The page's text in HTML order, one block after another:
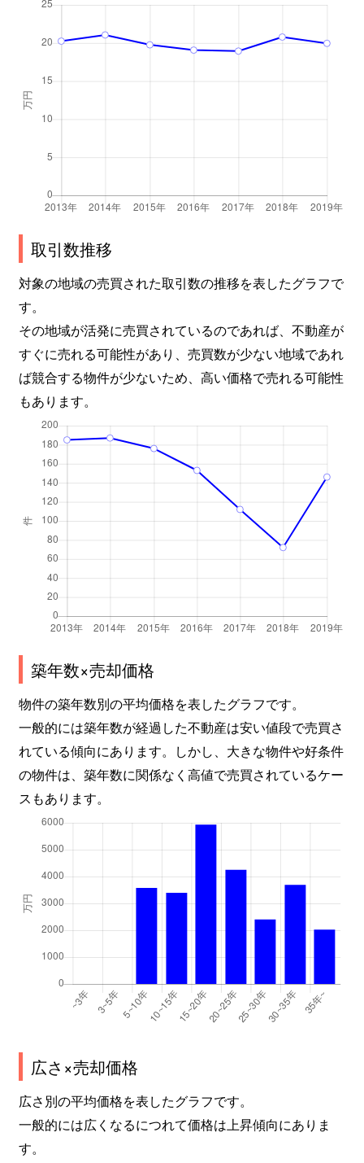
取引数推移
対象の地域の売買された取引数の推移を表したグラフで
す。
その地域が活発に売買されているのであれば、不動産が
すぐに売れる可能性があり、売買数が少ない地域であれ
ば競合する物件が少ないため、高い価格で売れる可能性
もあります。
築年数×売却価格
物件の築年数別の平均価格を表したグラフです。
一般的には築年数が経過した不動産は安い値段で売買さ
れている傾向にあります。しかし、大きな物件や好条件
の物件は、築年数に関係なく高値で売買されているケー
スもあります。
広さ×売却価格
広さ別の平均価格を表したグラフです。
一般的には広くなるにつれて価格は上昇傾向にありま
す。